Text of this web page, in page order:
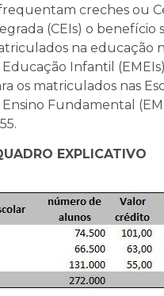
creches ou
(CEIs) o benefício
na educação
Infantil
os matriculados nas
Fundamental
EXPLICATIVO